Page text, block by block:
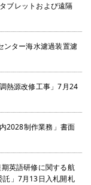
ブレットおよび遠隔
ンター海水濾過装置濾
熱源改修工事」7月24
2028制作業務」書面
英語研修に関する航
託」7月13日入札開札